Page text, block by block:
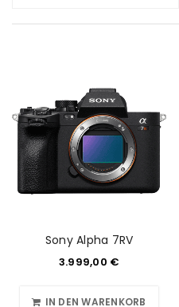
Sony Alpha 7RV
3.999,00 €
IN DEN WARENKORB